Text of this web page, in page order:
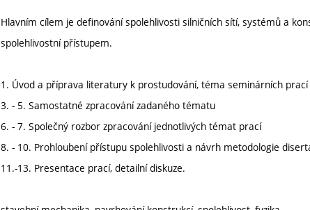
Hlavním cílem je definování spolehlivosti silničních sítí, systémů a
spolehlivostní přístupem.
1. Úvod a příprava literatury k prostudování, téma seminárních prací
3. - 5. Samostatné zpracování zadaného tématu
6. - 7. Společný rozbor zpracování jednotlivých témat prací
8. - 10. Prohloubení přístupu spolehlivosti a návrh metodologie
11.-13. Presentace prací, detailní diskuze.